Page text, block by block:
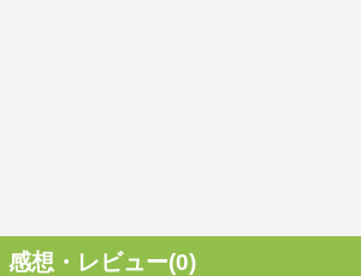
感想・レビュー(0)